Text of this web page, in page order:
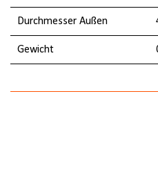
Durchmesser Außen
Gewicht